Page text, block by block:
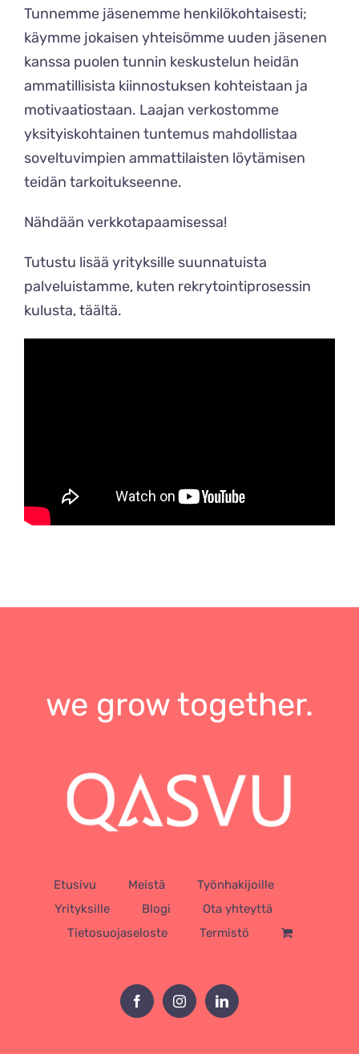
Tunnemme jäsenemme henkilökohtaisesti;
käymme jokaisen yhteisömme uuden jäsenen
kanssa puolen tunnin keskustelun heidän
ammatillisista kiinnostuksen kohteistaan ja
motivaatiostaan. Laajan verkostomme
yksityiskohtainen tuntemus mahdollistaa
soveltuvimpien ammattilaisten löytämisen
teidän tarkoitukseenne.
Nähdään verkkotapaamisessa!
Tutustu lisää yrityksille suunnatuista
palveluistamme, kuten rekrytointiprosessin
kulusta,täältä.
we grow together.
Etusivu Meistä
Työnhakijoille
Yrityksille
Blogi
Ota yhteyttä
Tietosuojaseloste
Termistö